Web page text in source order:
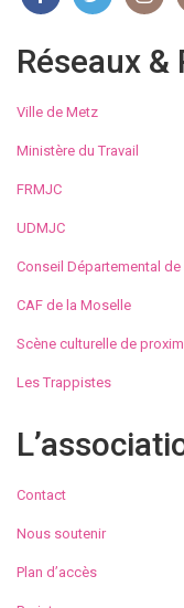
Réseaux
Ville de Metz
Ministère du Travail
FRMJC
UDMJC
Conseil Départemental
CAF de la Moselle
Scène culturelle de
Les Trappistes
Contact
Nous soutenir
Plan d’accès